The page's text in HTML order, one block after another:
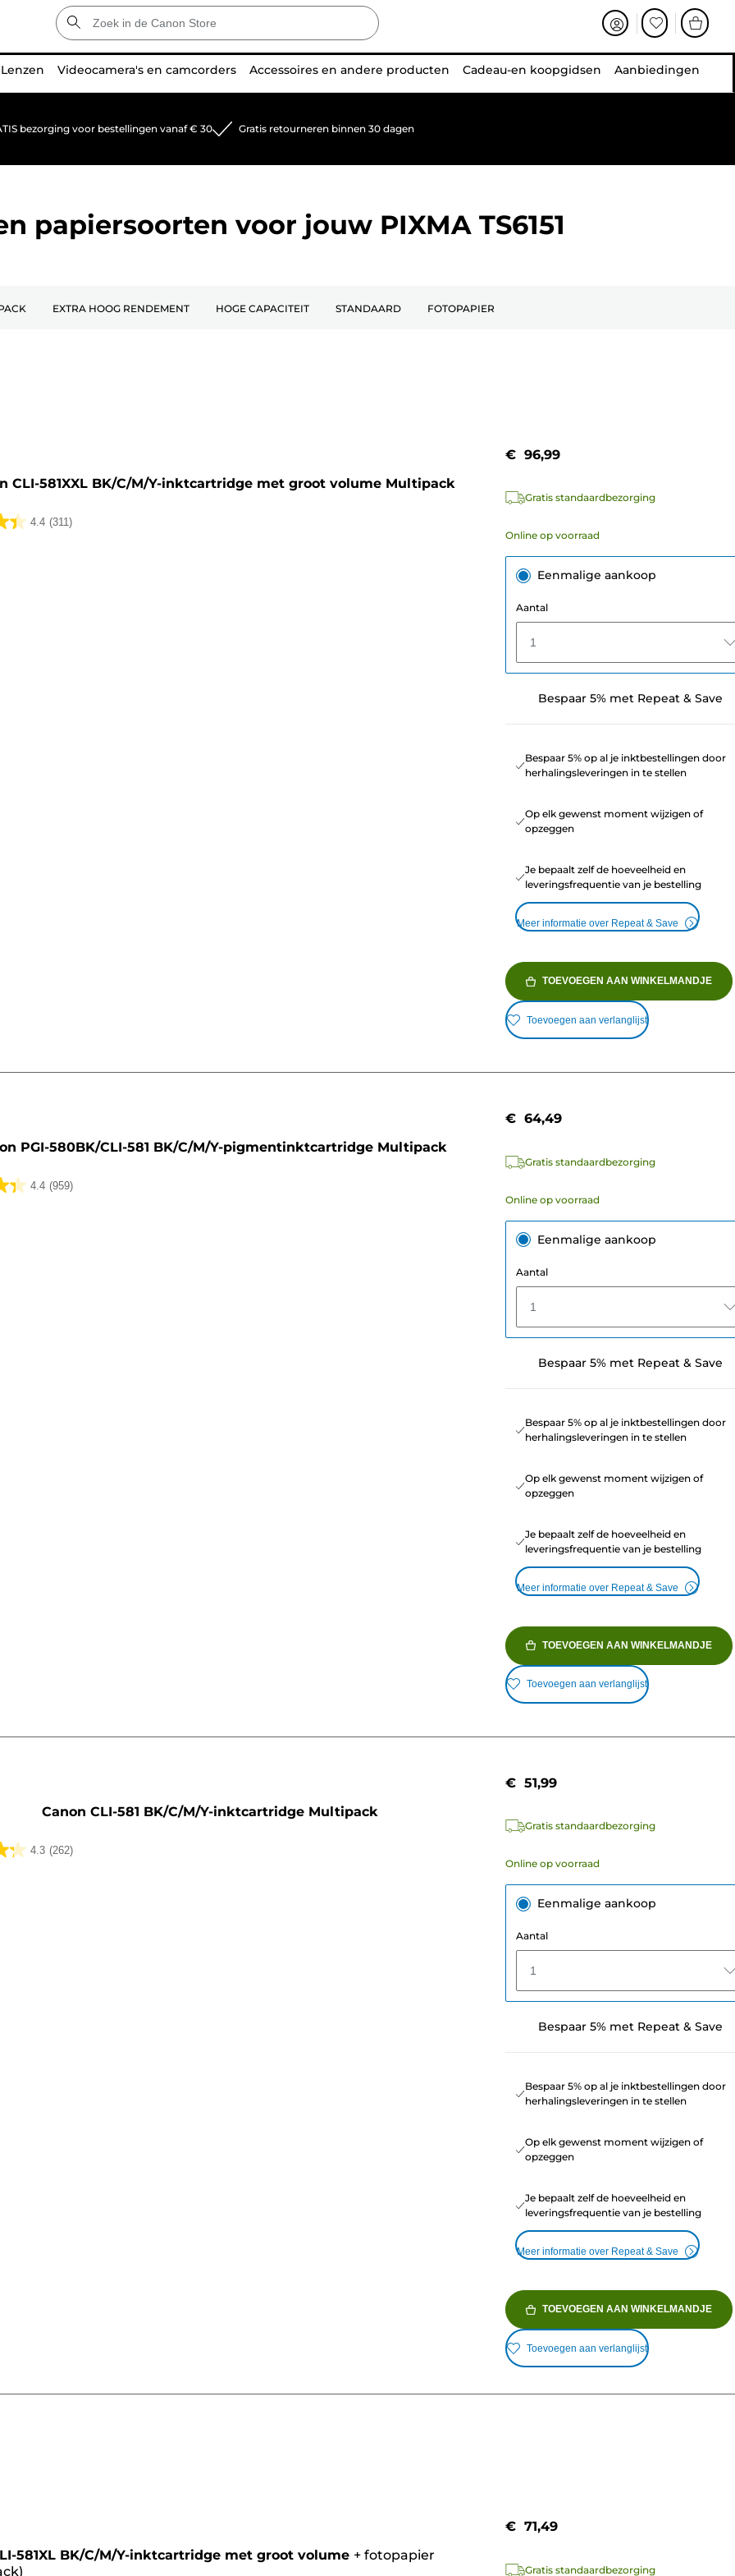
Lenzen Videocamera's en camcorders Accessoires en andere producten Cadeau-en koopgidsen Aanbiedingen
bezorging voor bestellingen vanaf € 30 Gratis retourneren binnen 30 dagen
papiersoorten voor jouw PIXMA TS6151
EXTRA HOOG RENDEMENT HOGE CAPACITEIT STANDAARD FOTOPAPIER
CLI-581XXL BK/C/M/Y-inktcartridge met groot volume Multipack
4.4 (311)
€ 96,99
Gratis standaardbezorging
Online op voorraad
Eenmalige aankoop
Aantal
1
Bespaar 5% met Repeat & Save
Bespaar 5% op al je inktbestellingen door
herhalingsleveringen in te stellen
Op elk gewenst moment wijzigen of
opzeggen
Je bepaalt zelf de hoeveelheid en
leveringsfrequentie van je bestelling
Meer informatie over Repeat & Save
TOEVOEGEN AAN WINKELMANDJE
Toevoegen aan verlanglijst
PGI-580BK/CLI-581 BK/C/M/Y-pigmentinktcartridge Multipack
4.4 (959)
€ 64,49
Gratis standaardbezorging
Online op voorraad
Eenmalige aankoop
Aantal
1
Bespaar 5% met Repeat & Save
Bespaar 5% op al je inktbestellingen door
herhalingsleveringen in te stellen
Op elk gewenst moment wijzigen of
opzeggen
Je bepaalt zelf de hoeveelheid en
leveringsfrequentie van je bestelling
Meer informatie over Repeat & Save
TOEVOEGEN AAN WINKELMANDJE
Toevoegen aan verlanglijst
Canon CLI-581 BK/C/M/Y-inktcartridge Multipack
4.3 (262)
€ 51,99
Gratis standaardbezorging
Online op voorraad
Eenmalige aankoop
Aantal
1
Bespaar 5% met Repeat & Save
Bespaar 5% op al je inktbestellingen door
herhalingsleveringen in te stellen
Op elk gewenst moment wijzigen of
opzeggen
Je bepaalt zelf de hoeveelheid en
leveringsfrequentie van je bestelling
Meer informatie over Repeat & Save
TOEVOEGEN AAN WINKELMANDJE
Toevoegen aan verlanglijst
581XL BK/C/M/Y-inktcartridge met groot volume + fotopapier
€ 71,49
Gratis standaardbezorging